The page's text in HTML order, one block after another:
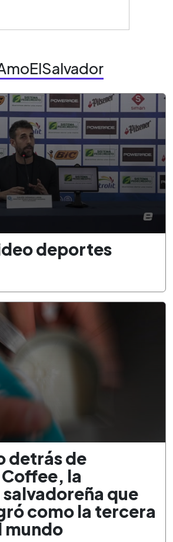
deportes
detrás de
la
que
como la tercera
mundo